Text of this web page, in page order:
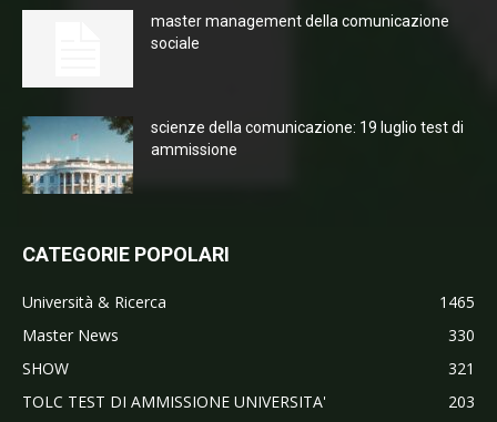
master management della comunicazione
sociale
scienze della comunicazione: 19 luglio test di
ammissione
CATEGORIE POPOLARI
Università & Ricerca
1465
Master News
330
SHOW
321
TOLC TEST DI AMMISSIONE UNIVERSITA'
203